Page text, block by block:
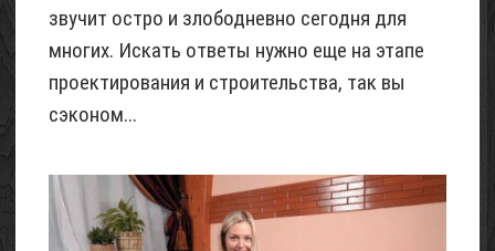
звучит остро и злободневно сегодня для
многих. Искать ответы нужно еще на этапе
проектирования и строительства, так вы
сэконом...